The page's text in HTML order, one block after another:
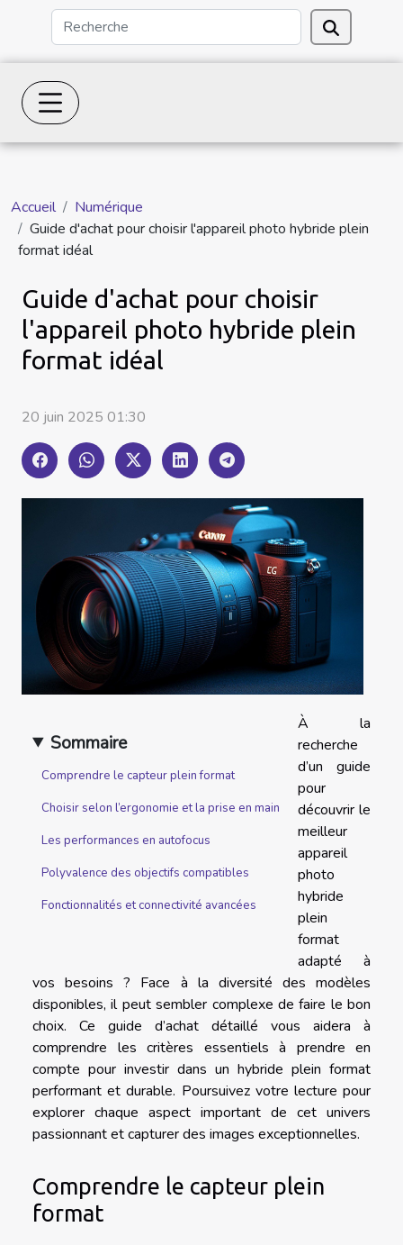
Accueil
Numérique
Guide d'achat pour choisir l'appareil photo hybride plein
format idéal
Guide d'achat pour choisir
l'appareil photo hybride plein
format idéal
20 juin 2025 01:30
Sommaire
Comprendre le capteur plein format
Choisir selon l’ergonomie et la prise en main
Les performances en autofocus
Polyvalence des objectifs compatibles
Fonctionnalités et connectivité avancées
À la
recherche
d’un guide
pour
découvrir le
meilleur
appareil
photo
hybride
plein
format
adapté à
vos besoins ? Face à la diversité des modèles
disponibles, il peut sembler complexe de faire le bon
choix. Ce guide d’achat détaillé vous aidera à
comprendre les critères essentiels à prendre en
compte pour investir dans un hybride plein format
performant et durable. Poursuivez votre lecture pour
explorer chaque aspect important de cet univers
passionnant et capturer des images exceptionnelles.
Comprendre le capteur plein
format